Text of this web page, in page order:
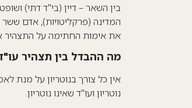
בין השאר – דיין (בי"ד דתי)
המדינה (פרקליטויות), אדם
את אימות החתימה על התצהיר
מה ההבדל בין תצהיר עו"ד
אין כל צורך בנוטריון על מנת
נוטריון ועו"ד שאינו נוטריון.